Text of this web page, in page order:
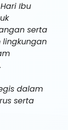
Ibu
serta
dalam
serta